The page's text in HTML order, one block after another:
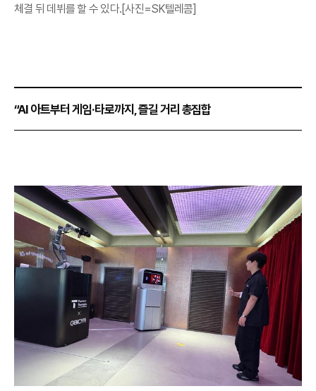
체결 뒤 데뷔를 할 수 있다.[사진=SK텔레콤]
“AI 아트부터 게임·타로까지, 즐길 거리 총집합